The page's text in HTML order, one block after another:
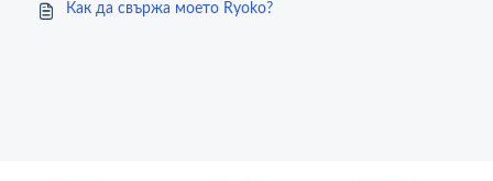
Как да свържа моето Ryoko?